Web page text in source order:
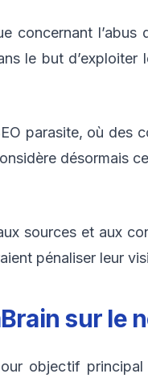
concernant
le but
parasite, où des
désormais
sources et aux
pénaliser leur
sur le
objectif